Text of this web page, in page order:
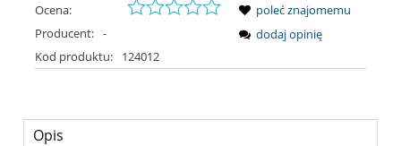
Ocena:
Producent: -
Kod produktu:
124012
poleć znajomemu
dodaj opinię
Opis